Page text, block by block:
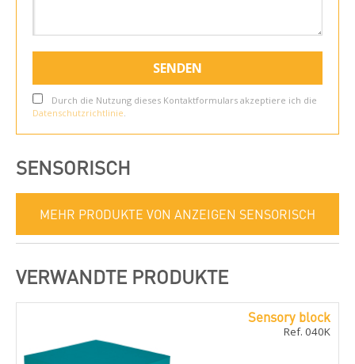
Durch die Nutzung dieses Kontaktformulars akzeptiere ich die
Datenschutzrichtlinie.
SENSORISCH
MEHR PRODUKTE VON ANZEIGEN SENSORISCH
VERWANDTE PRODUKTE
Sensory block
Ref. 040K